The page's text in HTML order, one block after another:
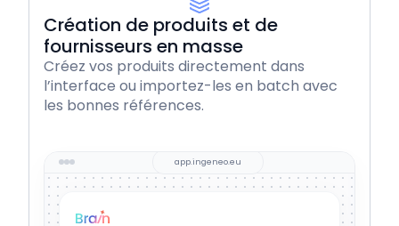
Création de produits et de
fournisseurs en masse
Créez vos produits directement dans
l’interface ou importez-les en batch avec
les bonnes références.
app.ingeneo.eu